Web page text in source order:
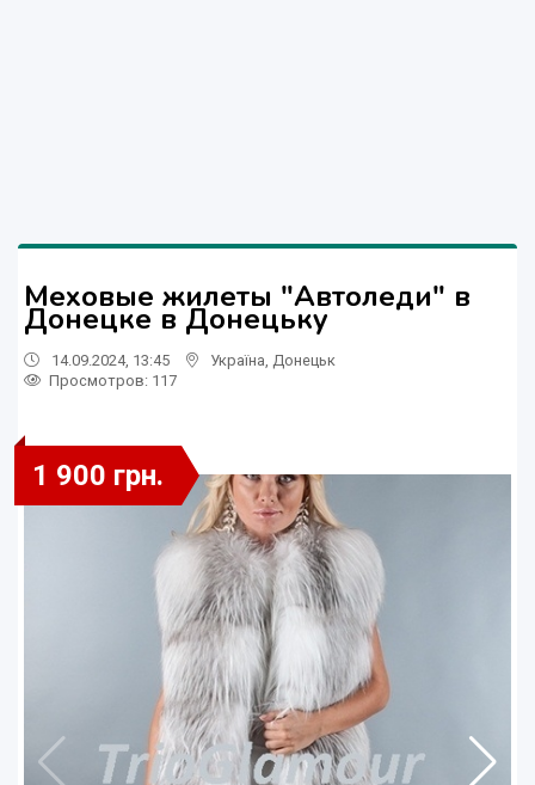
Меховые жилеты "Автоледи" в
Донецке в Донецьку
14.09.2024, 13:45 Україна Донецьк
Просмотров: 117
1 900 грн.